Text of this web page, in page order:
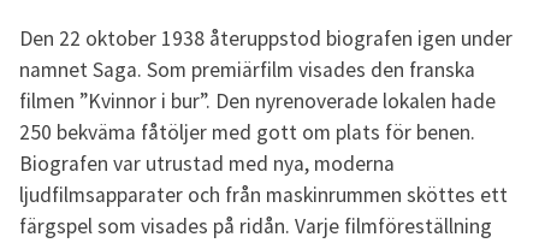
Den 22 oktober 1938 återuppstod biografen igen under
namnet Saga. Som premiärfilm visades den franska
filmen ”Kvinnor i bur”. Den nyrenoverade lokalen hade
250 bekväma fåtöljer med gott om plats för benen.
Biografen var utrustad med nya, moderna
ljudfilmsapparater och från maskinrummen sköttes ett
färgspel som visades på ridån. Varje filmföreställning